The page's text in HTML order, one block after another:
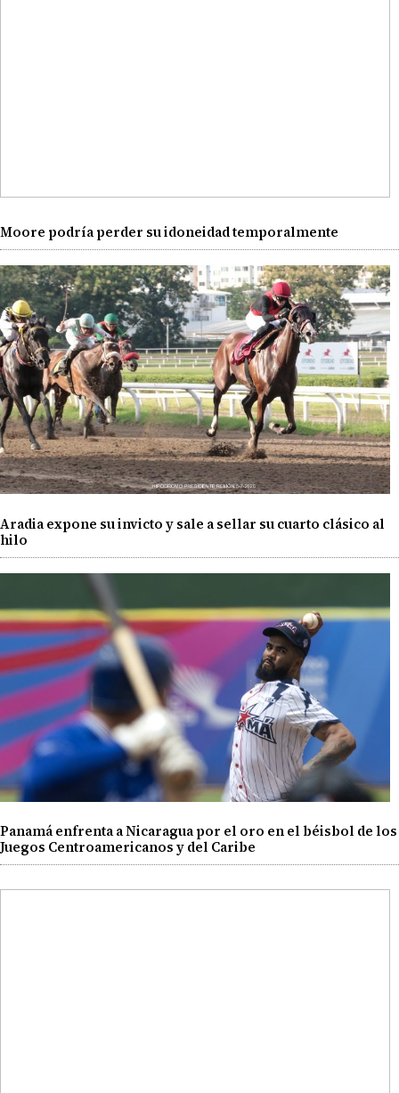
Moore podría perder su idoneidad temporalmente
Aradia expone su invicto y sale a sellar su cuarto clásico al
hilo
Panamá enfrenta a Nicaragua por el oro en el béisbol de los
Juegos Centroamericanos y del Caribe